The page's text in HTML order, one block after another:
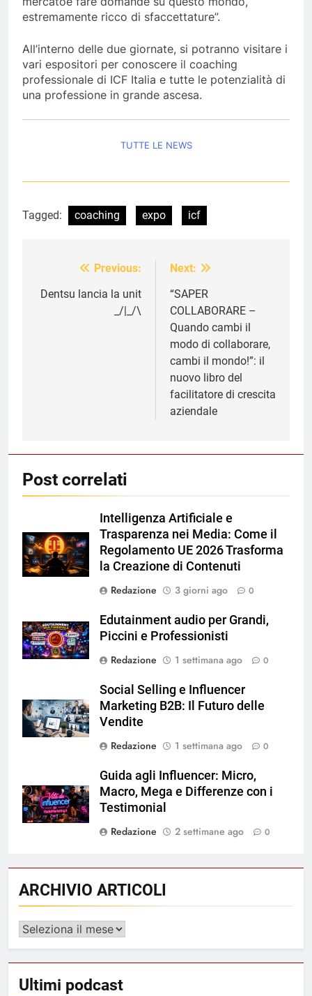
estremamente ricco di sfaccettature”.
All’interno delle due giornate, si potranno visitare i
vari espositori per conoscere il coaching
professionale di ICF Italia e tutte le potenzialità di
una professione in grande ascesa.
TUTTE LE NEWS
Tagged: coaching expo icf
Navigazione
articoli
Previous:
Dentsu lancia la unit
_/|_/\
Next:
“SAPER
COLLABORARE –
Quando cambi il
modo di collaborare,
cambi il mondo!”: il
nuovo libro del
facilitatore di crescita
aziendale
Post correlati
Intelligenza Artificiale e
Trasparenza nei Media: Come il
Regolamento UE 2026 Trasforma
la Creazione di Contenuti
Redazione
3 giorni ago 0
Edutainment audio per Grandi,
Piccini e Professionisti
Redazione
1 settimana ago 0
Social Selling e Influencer
Marketing B2B: Il Futuro delle
Vendite
Redazione
1 settimana ago 0
Guida agli Influencer: Micro,
Macro, Mega e Differenze con i
Testimonial
Redazione
2 settimane ago 0
ARCHIVIO ARTICOLI
ARCHIVIO
Ultimi podcast